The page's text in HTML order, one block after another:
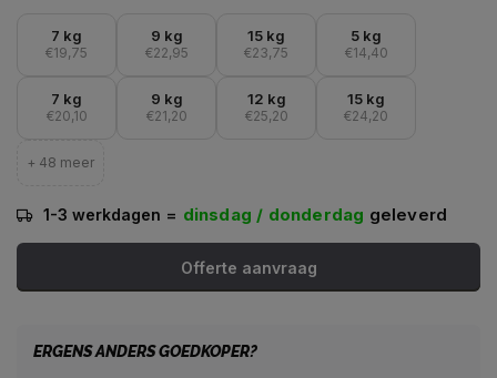
7 kg
€19,75
9 kg
€22,95
15 kg
€23,75
5 kg
€14,40
7 kg
€20,10
9 kg
€21,20
12 kg
€25,20
15 kg
€24,20
+ 48 meer
1-3 werkdagen = dinsdag / donderdag geleverd
Offerte aanvraag
ERGENS ANDERS GOEDKOPER?